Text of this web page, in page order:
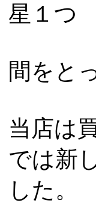
星１つ
間をと
当店は
では新
した。